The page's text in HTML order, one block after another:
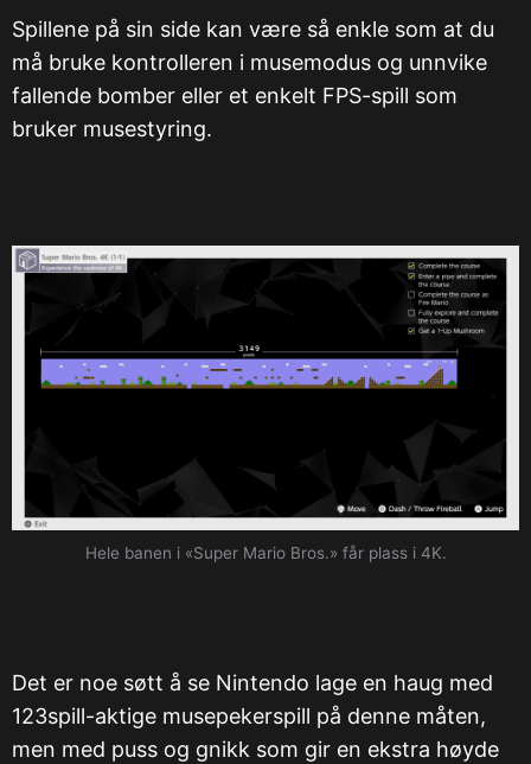
Spillene på sin side kan være så enkle som at du
må bruke kontrolleren i musemodus og unnvike
fallende bomber eller et enkelt FPS-spill som
bruker musestyring.
Hele banen i «Super Mario Bros.» får plass i 4K.
Det er noe søtt å se Nintendo lage en haug med
123spill-aktige musepekerspill på denne måten,
men med puss og gnikk som gir en ekstra høyde